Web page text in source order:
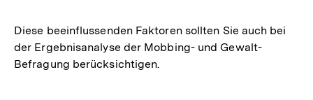
Diese beeinflussenden Faktoren sollten Sie auch bei
der Ergebnisanalyse der Mobbing- und Gewalt-
Befragung berücksichtigen.